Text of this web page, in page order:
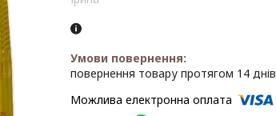
повернення товару протягом 14 днів